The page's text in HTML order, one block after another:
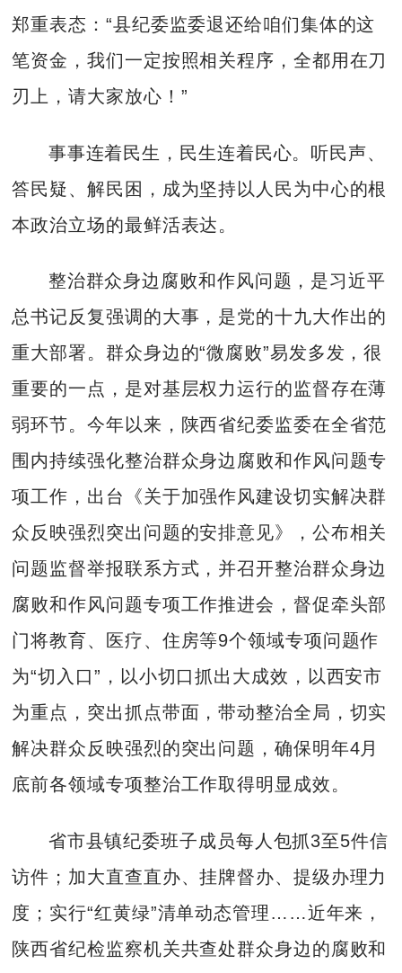
郑重表态：“县纪委监委退还给咱们集体的这
笔资金，我们一定按照相关程序，全都用在刀
刃上，请大家放心！”
事事连着民生，民生连着民心。听民声、
答民疑、解民困，成为坚持以人民为中心的根
本政治立场的最鲜活表达。
整治群众身边腐败和作风问题，是习近平
总书记反复强调的大事，是党的十九大作出的
重大部署。群众身边的“微腐败”易发多发，很
重要的一点，是对基层权力运行的监督存在薄
弱环节。今年以来，陕西省纪委监委在全省范
围内持续强化整治群众身边腐败和作风问题专
项工作，出台《关于加强作风建设切实解决群
众反映强烈突出问题的安排意见》，公布相关
问题监督举报联系方式，并召开整治群众身边
腐败和作风问题专项工作推进会，督促牵头部
门将教育、医疗、住房等9个领域专项问题作
为“切入口”，以小切口抓出大成效，以西安市
为重点，突出抓点带面，带动整治全局，切实
解决群众反映强烈的突出问题，确保明年4月
底前各领域专项整治工作取得明显成效。
省市县镇纪委班子成员每人包抓3至5件信
访件；加大直查直办、挂牌督办、提级办理力
度；实行“红黄绿”清单动态管理……近年来，
陕西省纪检监察机关共查处群众身边的腐败和